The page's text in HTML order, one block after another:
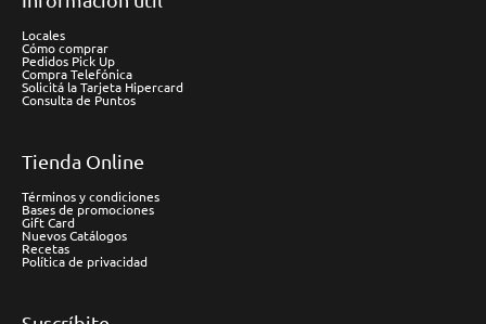
Locales
Cómo comprar
Pedidos Pick Up
Compra Telefónica
Solicitá la Tarjeta Hipercard
Consulta de Puntos
Tienda Online
Términos y condiciones
Bases de promociones
Gift Card
Nuevos Catálogos
Recetas
Política de privacidad